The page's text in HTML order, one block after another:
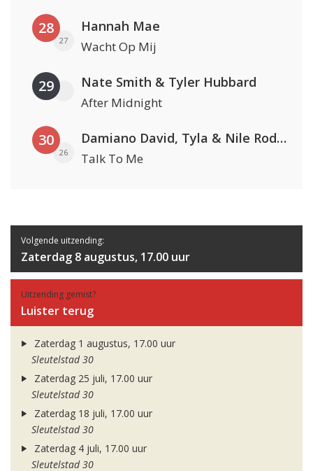
28
27
Hannah Mae
Wacht Op Mij
29 Nate Smith & Tyler Hubbard
After Midnight
30
26
Damiano David, Tyla & Nile Rodgers
Talk To Me
Volgende uitzending:
Zaterdag 8 augustus, 17.00 uur
Uitzending gemist?
Luister terug
Zaterdag 1 augustus, 17.00 uur
Sleutelstad 30
Zaterdag 25 juli, 17.00 uur
Sleutelstad 30
Zaterdag 18 juli, 17.00 uur
Sleutelstad 30
Zaterdag 4 juli, 17.00 uur
Sleutelstad 30